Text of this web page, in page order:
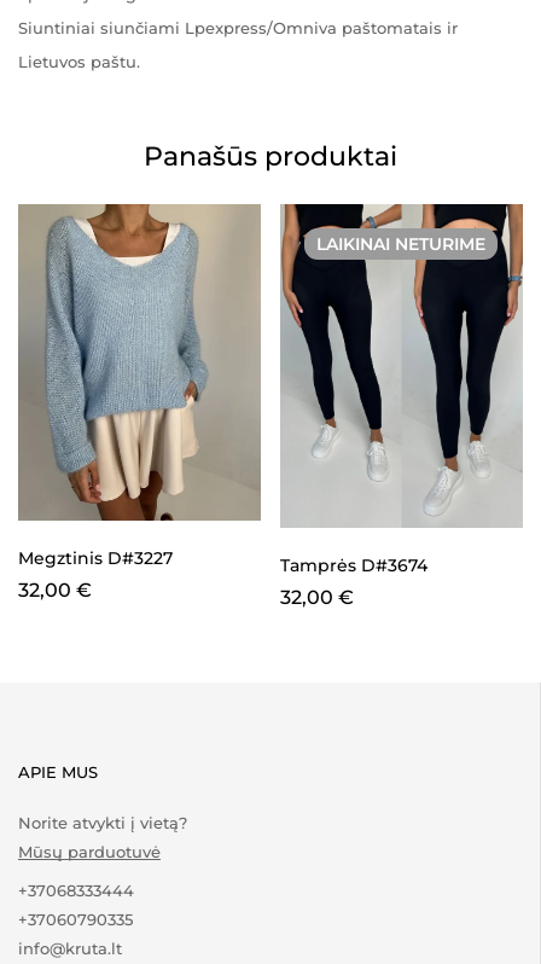
Siuntiniai siunčiami Lpexpress/Omniva paštomatais ir
Lietuvos paštu.
Panašūs produktai
Megztinis D#3227
32,00 €
LAIKINAI NETURIME
Tamprės D#3674
32,00 €
APIE MUS
Norite atvykti į vietą?
Mūsų parduotuvė
+37068333444
+37060790335
info@kruta.lt